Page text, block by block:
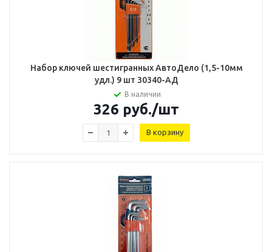
Набор ключей шестигранных АвтоДело (1,5-10мм
удл.) 9 шт 30340-АД
В наличии
326 руб./шт
В корзину